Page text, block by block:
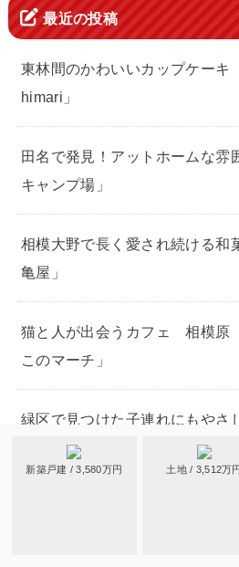
新築戸建 / 3,580万円 土地 / 3,512万
最近の投稿
東林間のかわいいカップケーキ
himari」
田名で発見！アットホームな雰
キャンプ場」
相模大野で長く愛され続ける和
亀屋」
猫と人が出会うカフェ 相模原
このマーチ」
緑区で見つけた子連れにもやさ
の南哲」